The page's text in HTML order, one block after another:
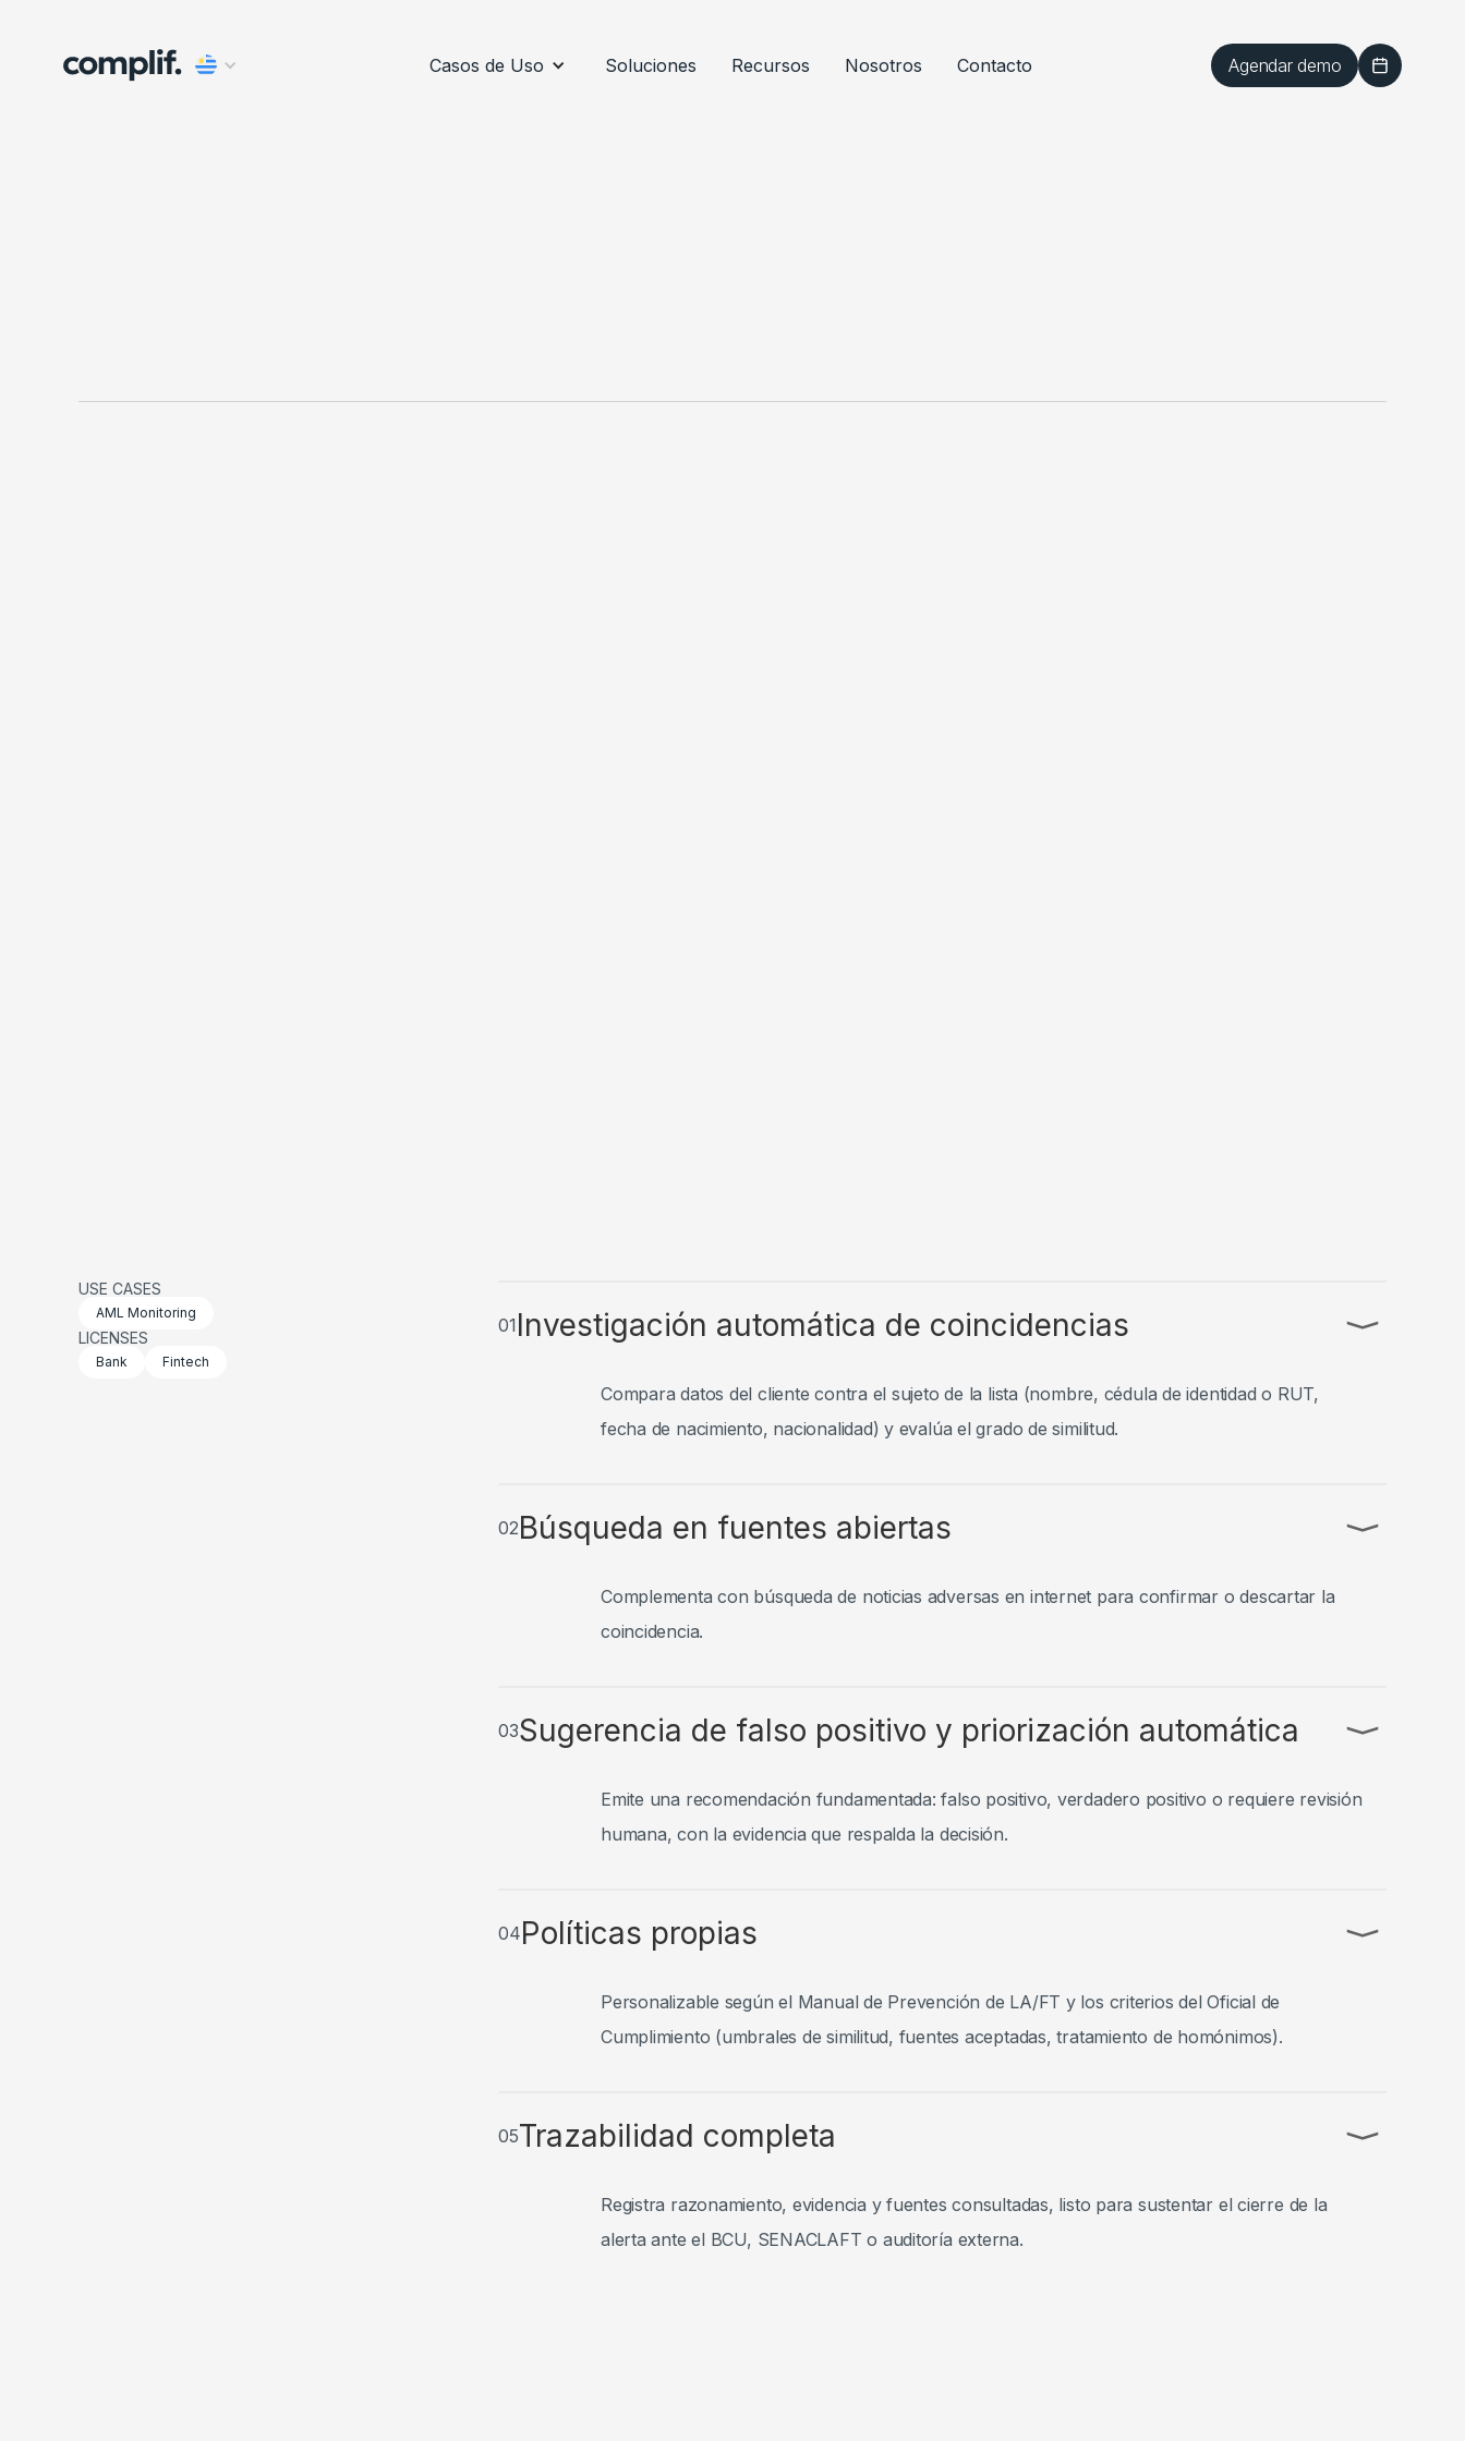
Casos de Uso Soluciones Recursos Nosotros Contacto Agendar demo
USE CASES
AML Monitoring
LICENSES
Bank Fintech
01 Investigación automática de coincidencias ⟩
Compara datos del cliente contra el sujeto de la lista (nombre, cédula de identidad o RUT,
fecha de nacimiento, nacionalidad) y evalúa el grado de similitud.
02Búsqueda en fuentes abiertas ⟩
Complementa con búsqueda de noticias adversas en internet para confirmar o descartar la
coincidencia.
03Sugerencia de falso positivo y priorización automática ⟩
Emite una recomendación fundamentada: falso positivo, verdadero positivo o requiere revisión
humana, con la evidencia que respalda la decisión.
04Políticas propias ⟩
Personalizable según el Manual de Prevención de LA/FT y los criterios del Oficial de
Cumplimiento (umbrales de similitud, fuentes aceptadas, tratamiento de homónimos).
05Trazabilidad completa ⟩
Registra razonamiento, evidencia y fuentes consultadas, listo para sustentar el cierre de la
alerta ante el BCU, SENACLAFT o auditoría externa.